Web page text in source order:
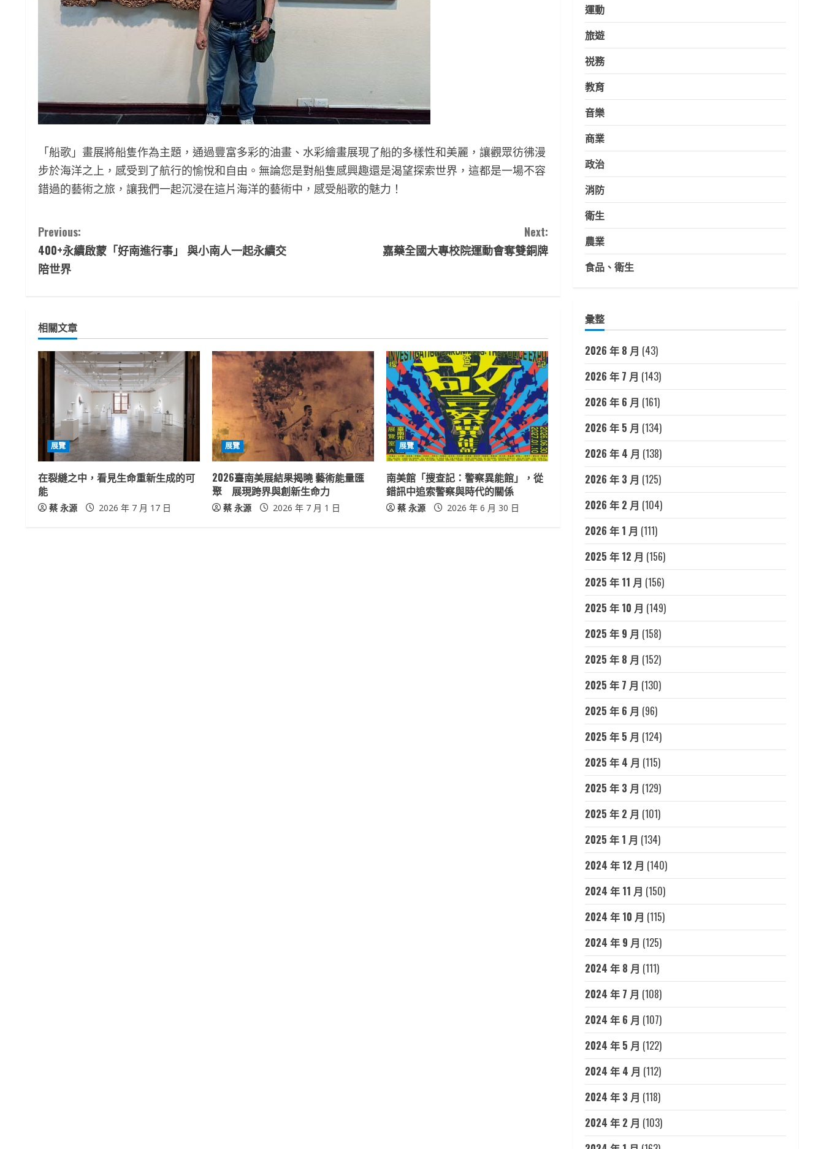
「船歌」畫展將船隻作為主題，通過豐富多彩的油畫、水彩繪畫展現了船的多樣性和美麗，讓觀眾彷彿漫
步於海洋之上，感受到了航行的愉悅和自由。無論您是對船隻感興趣還是渴望探索世界，這都是一場不容
錯過的藝術之旅，讓我們一起沉浸在這片海洋的藝術中，感受船歌的魅力！
C
o
i
n
e
R
e
a
d
Previous:
400+永續啟蒙「好南進行事」 與小南人一起永續交
陪世界
Next:
嘉藥全國大專校院運動會奪雙銅牌
相關文章
展覽
在裂縫之中，看見生命重新生成的可
能
蔡 永源 2026 年 7 月 17 日
展覽
2026臺南美展結果揭曉 藝術能量匯
聚 展現跨界與創新生命力
蔡 永源 2026 年 7 月 1 日
展覽
南美館「搜查記：警察異能館」，從
錯訊中追索警察與時代的關係
蔡 永源 2026 年 6 月 30 日
運動
旅遊
祱務
教育
音樂
商業
政治
消防
衛生
農業
食品、衛生
彙整
2026 年 8 月 (43)
2026 年 7 月 (143)
2026 年 6 月 (161)
2026 年 5 月 (134)
2026 年 4 月 (138)
2026 年 3 月 (125)
2026 年 2 月 (104)
2026 年 1 月 (111)
2025 年 12 月 (156)
2025 年 11 月 (156)
2025 年 10 月 (149)
2025 年 9 月 (158)
2025 年 8 月 (152)
2025 年 7 月 (130)
2025 年 6 月 (96)
2025 年 5 月 (124)
2025 年 4 月 (115)
2025 年 3 月 (129)
2025 年 2 月 (101)
2025 年 1 月 (134)
2024 年 12 月 (140)
2024 年 11 月 (150)
2024 年 10 月 (115)
2024 年 9 月 (125)
2024 年 8 月 (111)
2024 年 7 月 (108)
2024 年 6 月 (107)
2024 年 5 月 (122)
2024 年 4 月 (112)
2024 年 3 月 (118)
2024 年 2 月 (103)